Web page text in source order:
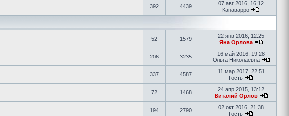
392 4439
07 авг 2016, 16:12
Канаварро
52 1579
22 янв 2016, 12:25
Яна Орлова
206 3235
16 май 2016, 19:28
Ольга Николаевна
337 4587
11 мар 2017, 22:51
Гость
72 1468
24 апр 2015, 13:12
Виталий Орлов
194 2790
02 окт 2016, 21:38
Гость